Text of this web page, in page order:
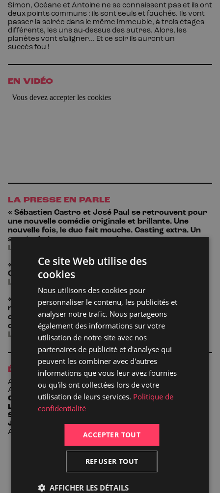
Simon, Océane et Antoine ne se connaissent pas et ils ont
deux points communs : ils sont seuls et fauchés. Ils vont
passer la soirée dans le même immeuble, à trois étages
différents, les uns au-dessus des autres. Alors, les
planètes vont s’aligner... Et ce soir ils auront un
succès fou !
EN VIDÉO
LA PRESSE EN PARLE
« Sébastien Castro et José Paul se retrouvent pour
une nouvelle comédie originale et brillante. Une
nouvelle fois, le duo fait mouche. Casting extra. Un
spectacle à ne pas manquer ! »
LE PARISIEN
« Un succès fou, la nouvelle comédie de Sébastien
Castro triomphe ! »
LA DÉPÊCHE
« Du rire au programme avec Un succès fou, la
nouvelle création de Sébastien Castro. L’auteur
confirme son talent exceptionnel pour orchestrer
des mécaniques comiques redoutables. »
LE DAUPHINE LIBÉRÉ—Voir l'article
ÉQUIPE ARTISTIQUE
Auteur(e)s SébastienCastro Mise en scène
Assistant à la mise en scèneGuillaumeRubeaud
CitronelleDufayCostumesMarieCredouLumières
Laurent BéalMusique
Sébastien
Julia
Gallaux, BenoîtdeMeyrignac, Martin
Avec le soutien de l’ Adami
Ce site Web utilise des
cookies
Nous utilisons des cookies pour
personnaliser le contenu, les publicités et
analyser notre trafic. Nous partageons
également des informations sur votre
utilisation de notre site avec nos
partenaires de publicité et d'analyse qui
peuvent les combiner avec d'autres
informations que vous leur avez fournies
ou qu'ils ont collectées lors de votre
utilisation de leurs services. Politique de
confidentialité
ACCEPTER TOUT
REFUSER TOUT
AFFICHER LES DÉTAILS